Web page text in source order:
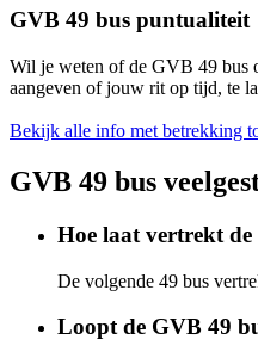
GVB 49 bus puntualiteit
Wil je weten of de GVB 49 bus
aangeven of jouw rit op tijd, te
Bekijk alle info met betrekking
GVB 49 bus
Hoe laat vertrekt
De volgende 49 bus
Loopt de GVB 49